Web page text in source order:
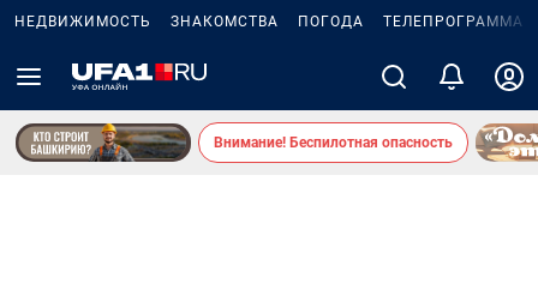
НЕДВИЖИМОСТЬ ЗНАКОМСТВА ПОГОДА ТЕЛЕПРОГРАММА
Внимание! Беспилотная опасность